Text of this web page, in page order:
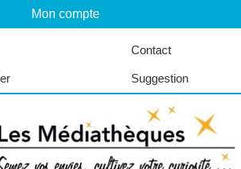
Mon compte
Contact
Suggestion